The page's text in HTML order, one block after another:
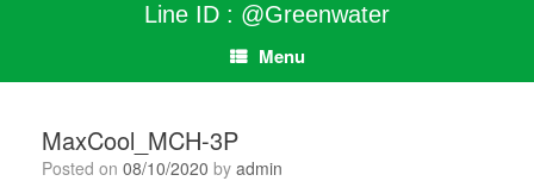
Line ID : @Greenwater
Menu
MaxCool_MCH-3P
Posted on 08/10/2020 by admin